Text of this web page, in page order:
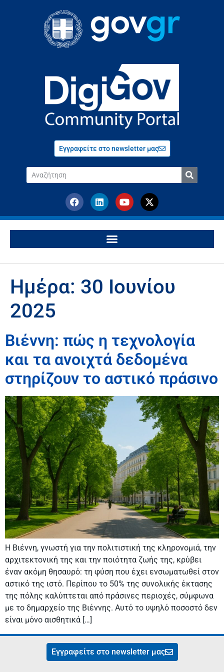
Εγγραφείτε στο newsletter μας
Ημέρα: 30 Ιουνίου
2025
Βιέννη: πώς η τεχνολογία
και τα ανοιχτά δεδομένα
στηρίζουν το αστικό πράσινο
Η Βιέννη, γνωστή για την πολιτιστική της κληρονομιά, την
αρχιτεκτονική της και την ποιότητα ζωής της, κρύβει
έναν ακόμη θησαυρό: τη φύση που έχει ενσωματωθεί στον
αστικό της ιστό. Περίπου το 50% της συνολικής έκτασης
της πόλης καλύπτεται από πράσινες περιοχές, σύμφωνα
με το δημαρχείο της Βιέννης. Αυτό το υψηλό ποσοστό δεν
είναι μόνο αισθητικά […]
Εγγραφείτε στο newsletter μας